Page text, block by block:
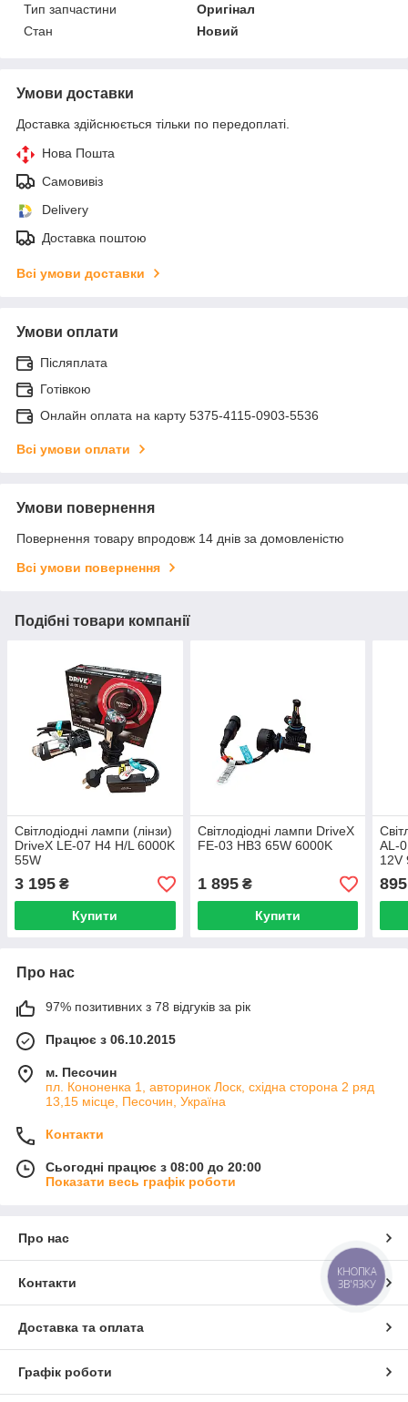
Тип запчастини
Оригінал
Стан
Новий
Умови доставки
Доставка здійснюється тільки по передоплаті.
Нова Пошта
Самовивіз
Delivery
Доставка поштою
Всі умови доставки
Умови оплати
Післяплата
Готівкою
Онлайн оплата на карту 5375-4115-0903-5536
Всі умови оплати
Умови повернення
Повернення товару впродовж 14 днів за домовленістю
Всі умови повернення
Подібні товари компанії
Світлодіодні лампи (лінзи)
DriveX LE-07 H4 H/L 6000K
55W
3 195 ₴
Купити
Світлодіодні лампи DriveX
FE-03 HB3 65W 6000K
1 895₴
Купити
AL-
12V
895
Про нас
97% позитивних з 78 відгуків за рік
Працює з 06.10.2015
м. Песочин
пл. Кононенка 1, авторинок Лоск, східна сторона 2 ряд
13,15 місце, Песочин, Україна
Контакти
Сьогодні працює з 08:00 до 20:00
Показати весь графік роботи
Про нас
Контакти
Доставка та оплата
Графік роботи
КНОПКА
ЗВ'ЯЗКУ